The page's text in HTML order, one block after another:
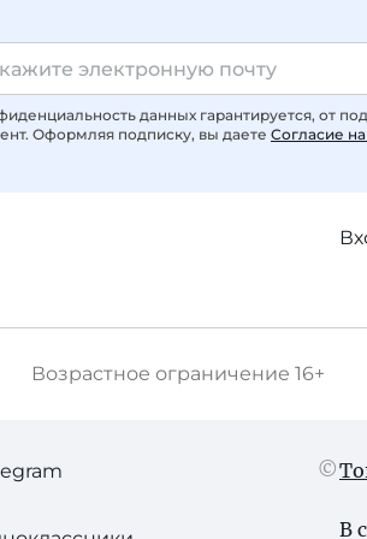
данных гарантируется, от
Оформляя подписку, вы даете Согласие
Возрастное ограничение 16+
В